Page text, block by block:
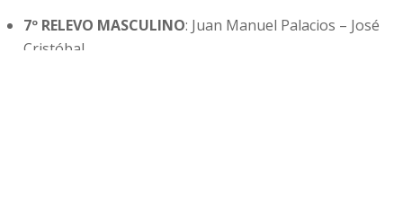
7º RELEVO MASCULINO: Juan Manuel Palacios – José
Cristóbal